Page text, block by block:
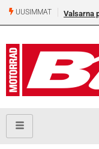
UUSIMMAT Valsarna